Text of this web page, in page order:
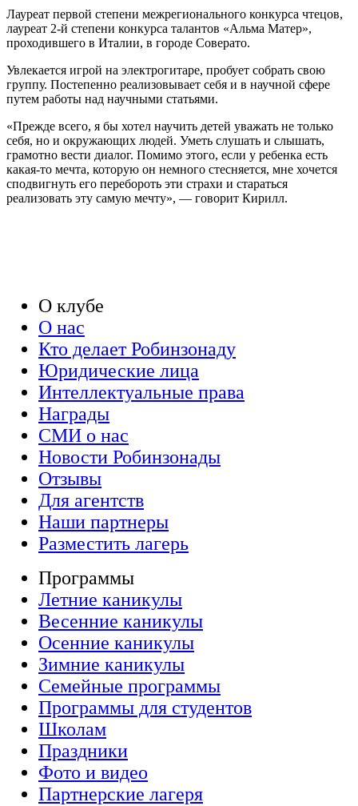
Лауреат первой степени межрегионального конкурса чтецов,
лауреат 2-й степени конкурса талантов «Альма Матер»,
проходившего в Италии, в городе Соверато.
Увлекается игрой на электрогитаре, пробует собрать свою
группу. Постепенно реализовывает себя и в научной сфере
путем работы над научными статьями.
«Прежде всего, я бы хотел научить детей уважать не только
себя, но и окружающих людей. Уметь слушать и слышать,
грамотно вести диалог. Помимо этого, если у ребенка есть
какая-то мечта, которую он немного стесняется, мне хочется
сподвигнуть его перебороть эти страхи и стараться
реализовать эту самую мечту», — говорит Кирилл.
О клубе
О нас
Кто делает Робинзонаду
Юридические лица
Интеллектуальные права
Награды
СМИ о нас
Новости Робинзонады
Отзывы
Для агентств
Наши партнеры
Разместить лагерь
Программы
Летние каникулы
Весенние каникулы
Осенние каникулы
Зимние каникулы
Семейные программы
Программы для студентов
Школам
Праздники
Фото и видео
Партнерские лагеря